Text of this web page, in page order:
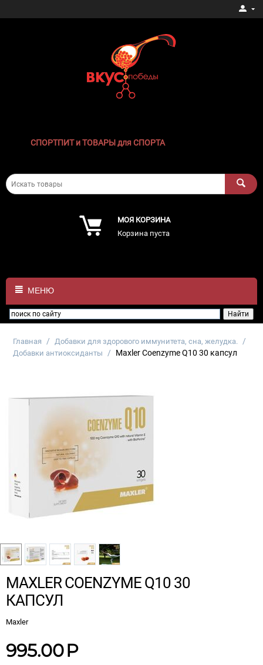
СПОРТПИТ и ТОВАРЫ для СПОРТА
МОЯ КОРЗИНА
Корзина пуста
МЕНЮ
Главная / Добавки для здорового иммунитета, сна, желудка. /
Добавки антиоксиданты / Maxler Coenzyme Q10 30 капсул
MAXLER COENZYME Q10 30
КАПСУЛ
Maxler
995.00Р